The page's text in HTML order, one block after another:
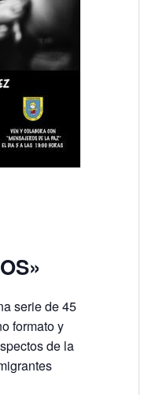
serie de 45
formato y
de la